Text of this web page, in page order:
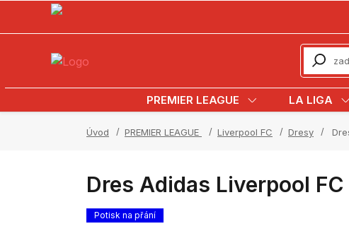
PREMIER LEAGUE LA LIGA
Úvod PREMIER LEAGUE Liverpool FC Dresy
Dres Adidas Liverpool
Potisk na přání